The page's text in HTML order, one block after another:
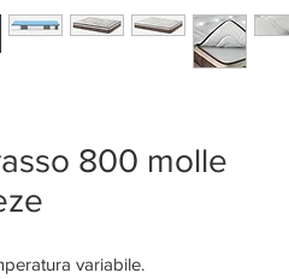
800 molle
variabile.